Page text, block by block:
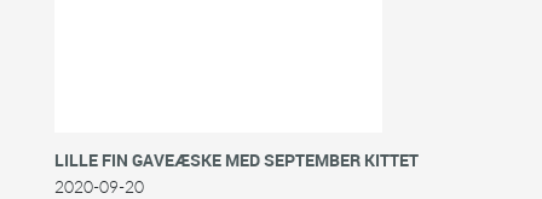
LILLE FIN GAVEÆSKE MED SEPTEMBER KITTET
2020-09-20